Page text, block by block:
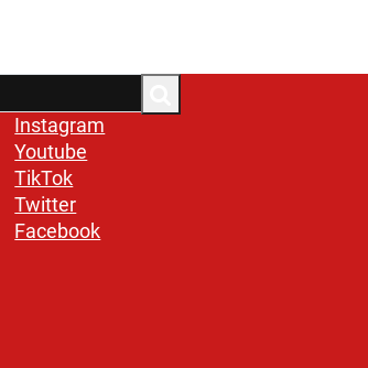
Instagram
Youtube
TikTok
Twitter
Facebook